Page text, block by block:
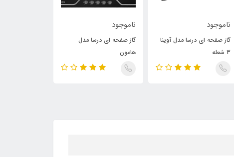
ناموجود
گاز صفحه ای درسا مدل آوینا
3 شعله
ناموجود
گاز صفحه ای درسا مدل
هامون